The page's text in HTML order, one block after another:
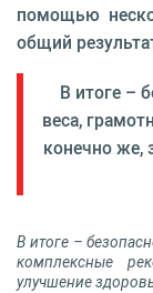
помощью
общий
В итоге –
веса,
конечно же,
В итоге –
комплексные
улучшение